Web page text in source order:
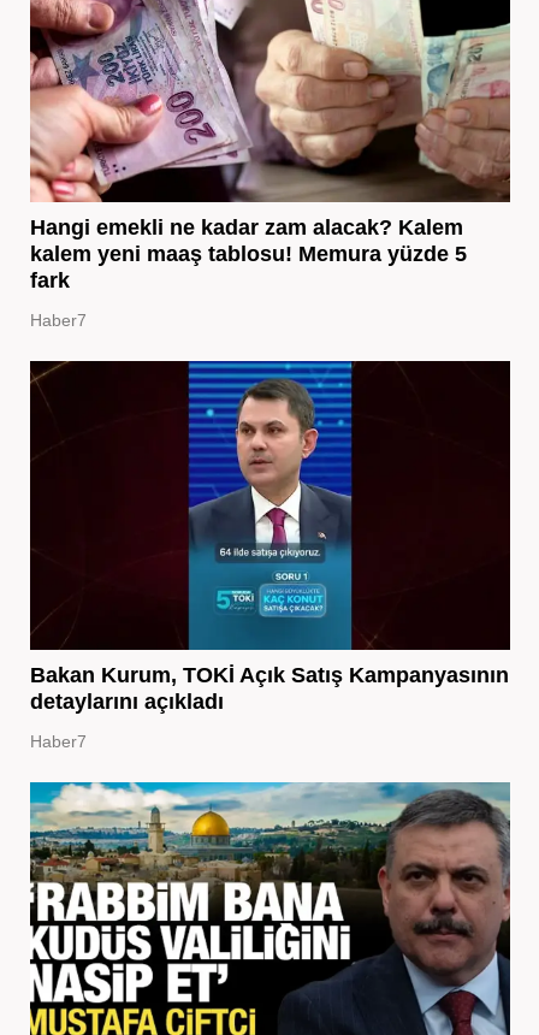
Hangi emekli ne kadar zam alacak? Kalem
kalem yeni maaş tablosu! Memura yüzde 5
fark
Haber7
Bakan Kurum, TOKİ Açık Satış Kampanyasının
detaylarını açıkladı
Haber7